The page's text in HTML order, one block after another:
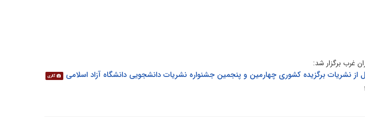
غرب برگزار شد:
از نشریات برگزیده کشوری چهارمین و پنجمین جشنواره نشریات دانشجویی دانشگاه آزاد اسلامی گالری